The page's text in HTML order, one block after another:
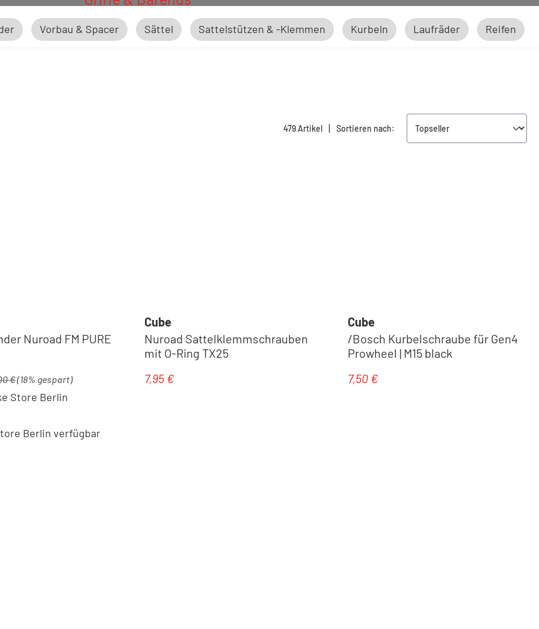
Vorbau & Spacer Sättel Sattelstützen & -Klemmen Kurbeln Laufräder Reifen
479 Artikel | Sortieren nach:
Nuroad FM PURE
€(18% gespart)
Store Berlin
Berlin verfügbar
Cube
Nuroad Sattelklemmschrauben
mit O-Ring TX25
Regulärer Preis:
7,95 €
Cube
/Bosch Kurbelschraube für Gen4
Prowheel | M15 black
Regulärer Preis:
7,50 €